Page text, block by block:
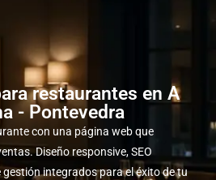
restaurantes en A
- Pontevedra
con una página web que
Diseño responsive, SEO
integrados para el éxito de tu